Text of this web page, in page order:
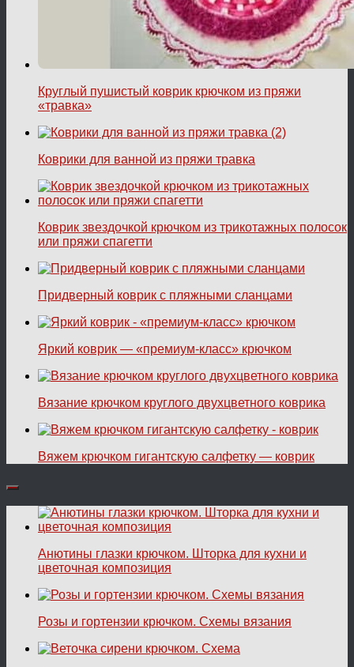
Круглый пушистый коврик крючком из пряжи
«травка»
Коврики для ванной из пряжи травка
Коврик звездочкой крючком из трикотажных полосок
или пряжи спагетти
Придверный коврик с пляжными сланцами
Яркий коврик — «премиум-класс» крючком
Вязание крючком круглого двухцветного коврика
Вяжем крючком гигантскую салфетку — коврик
Анютины глазки крючком. Шторка для кухни и
цветочная композиция
Розы и гортензии крючком. Схемы вязания